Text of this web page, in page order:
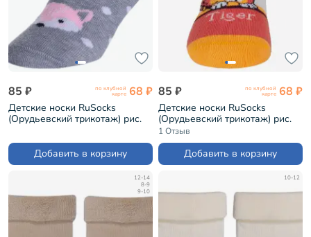
85 ₽ по клубной
карте 68 ₽
Детские носки RuSocks
(Орудьевский трикотаж) рис.
Добавить в корзину
85 ₽ по клубной
карте 68 ₽
Детские носки RuSocks
(Орудьевский трикотаж) рис.
10, МУЛЬТИКОЛОР (ДТ-95)
1 Отзыв
Добавить в корзину
12-14
8-9
9-10
10-12